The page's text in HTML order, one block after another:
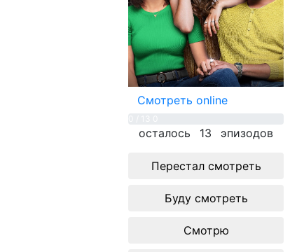
Смотреть online
осталось 13 эпизодов
Перестал смотреть
Буду смотреть
Смотрю